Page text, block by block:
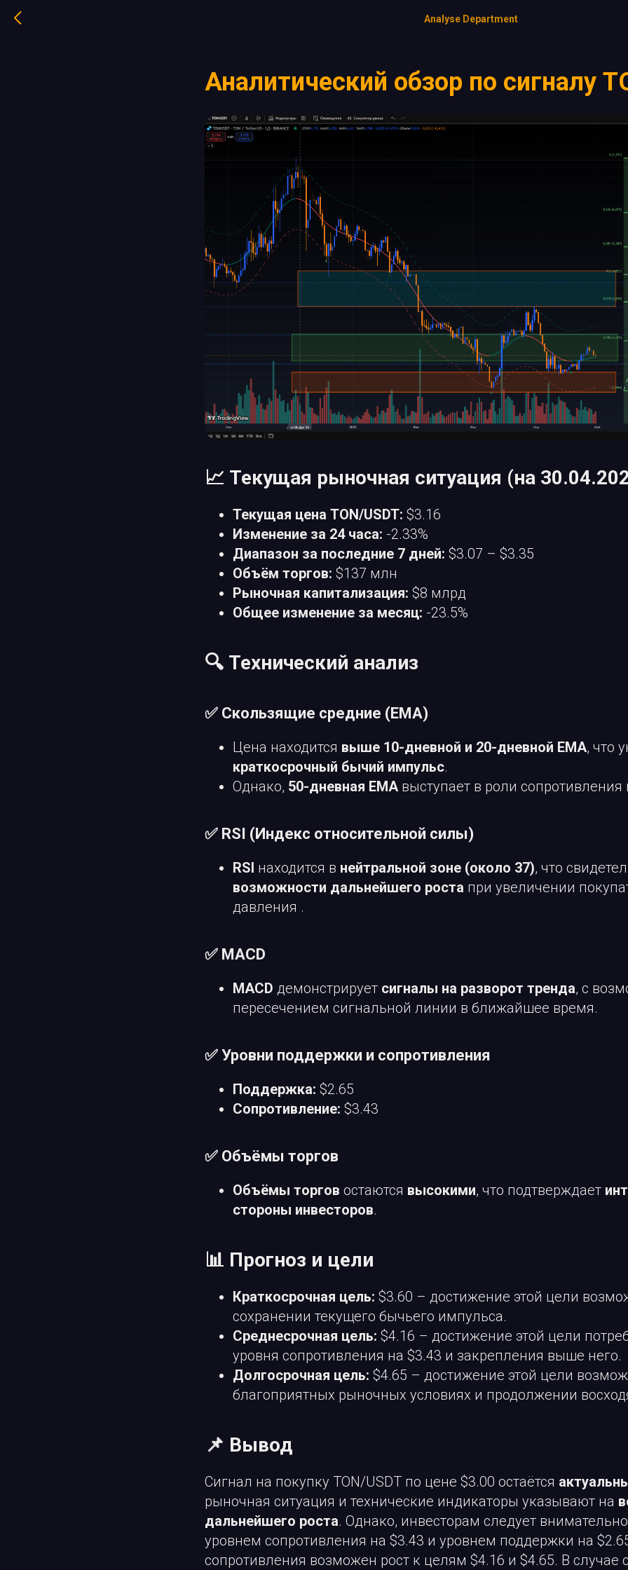
Analyse Department
Аналитический обзор по сигналу
📈 Текущая рыночная ситуация (на
Текущая цена TON/USDT: $3.16
Изменение за 24 часа: -2.33%
Диапазон за последние 7 дней: $3.07 – $3.35
Объём торгов: $137 млн
Рыночная капитализация: $8 млрд
Общее изменение за месяц: -23.5%
🔍 Технический анализ
✅ Скользящие средние (EMA)
Цена находится выше 10-дневной и 20-дневной EMA, что
краткосрочный бычий импульс.
Однако, 50-дневная EMAвыступает в роли
✅ RSI (Индекс относительной силы)
RSI находится в нейтральной зоне (около 37), что
возможности дальнейшего роста при увеличении
давления .
✅ MACD
MACD демонстрирует сигналы на разворот тренда, с
пересечением сигнальной линии в ближайшее время.
✅ Уровни поддержки и сопротивления
Поддержка: $2.65
Сопротивление: $3.43
✅ Объёмы торгов
Объёмы торгов остаются высокими, что подтверждает
стороны инвесторов.
📊 Прогноз и цели
Краткосрочная цель: $3.60 – достижение этой цели
сохранении текущего бычьего импульса.
Среднесрочная цель: $4.16 – достижение этой цели
уровня сопротивления на $3.43 и закрепления выше него.
Долгосрочная цель: $4.65 – достижение этой цели
благоприятных рыночных условиях и продолжении
📌 Вывод
Сигнал на покупку TON/USDT по цене $3.00 остаётся
рыночная ситуация и технические индикаторы указывают на
дальнейшего роста. Однако, инвесторам следует
уровнем сопротивления на $3.43 и уровнем поддержки на
сопротивления возможен рост к целям $4.16 и $4.65. В